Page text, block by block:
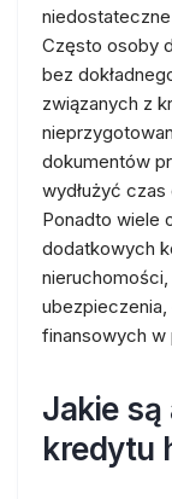
Często osoby
bez
związanych z
dokumentów
wydłużyć
Ponadto wiele
dodatkowych
finansowych w
Jakie
kredytu